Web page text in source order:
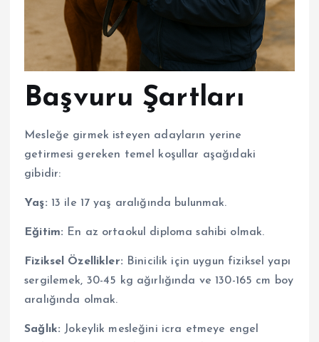
Başvuru Şartları
Mesleğe girmek isteyen adayların yerine
getirmesi gereken temel koşullar aşağıdaki
gibidir:
Yaş: 13 ile 17 yaş aralığında bulunmak.
Eğitim: En az ortaokul diploma sahibi olmak.
Fiziksel Özellikler: Binicilik için uygun fiziksel yapı
sergilemek, 30-45 kg ağırlığında ve 130-165 cm boy
aralığında olmak.
Sağlık: Jokeylik mesleğini icra etmeye engel